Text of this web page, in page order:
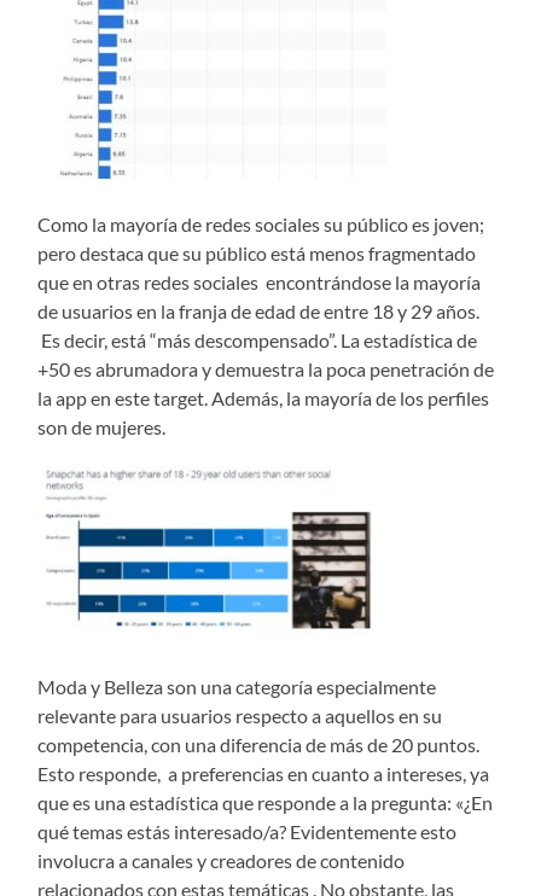
Como la mayoría de redes sociales su público es joven;
pero destaca que su público está menos fragmentado
que en otras redes sociales encontrándose la mayoría
de usuarios en la franja de edad de entre 18 y 29 años.
Es decir, está “más descompensado”. La estadística de
+50 es abrumadora y demuestra la poca penetración de
la app en este target. Además, la mayoría de los perfiles
son de mujeres.
Moda y Belleza son una categoría especialmente
relevante para usuarios respecto a aquellos en su
competencia, con una diferencia de más de 20 puntos.
Esto responde, a preferencias en cuanto a intereses, ya
que es una estadística que responde a la pregunta: «¿En
qué temas estás interesado/a? Evidentemente esto
involucra a canales y creadores de contenido
relacionados con estas temáticas . No obstante, las